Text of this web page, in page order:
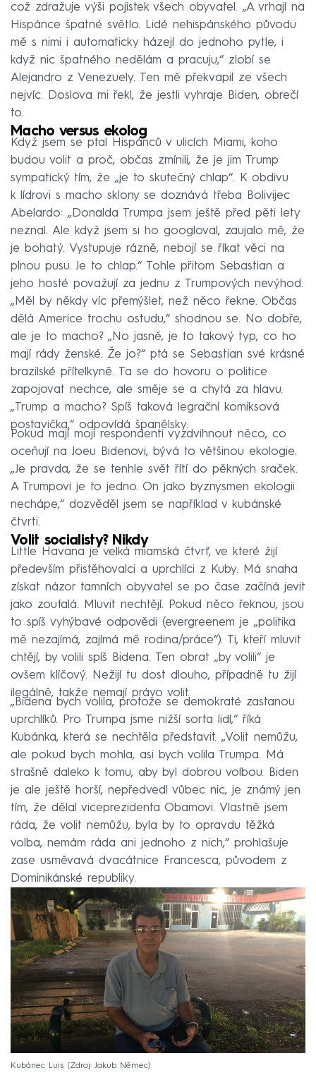
což zdražuje výši pojistek všech obyvatel. „A vrhají na
Hispánce špatné světlo. Lidé nehispánského původu
mě s nimi i automaticky házejí do jednoho pytle, i
když nic špatného nedělám a pracuju,“ zlobí se
Alejandro z Venezuely. Ten mě překvapil ze všech
nejvíc. Doslova mi řekl, že jestli vyhraje Biden, obrečí
to.
Macho versus ekolog
Když jsem se ptal Hispánců v ulicích Miami, koho
budou volit a proč, občas zmínili, že je jim Trump
sympatický tím, že „je to skutečný chlap“. K obdivu
k lídrovi s macho sklony se doznává třeba Bolivijec
Abelardo: „Donalda Trumpa jsem ještě před pěti lety
neznal. Ale když jsem si ho googloval, zaujalo mě, že
je bohatý. Vystupuje rázně, nebojí se říkat věci na
plnou pusu. Je to chlap.“ Tohle přitom Sebastian a
jeho hosté považují za jednu z Trumpových nevýhod.
„Měl by někdy víc přemýšlet, než něco řekne. Občas
dělá Americe trochu ostudu,“ shodnou se. No dobře,
ale je to macho? „No jasně, je to takový typ, co ho
mají rády ženské. Že jo?“ ptá se Sebastian své krásné
brazilské přítelkyně. Ta se do hovoru o politice
zapojovat nechce, ale směje se a chytá za hlavu.
„Trump a macho? Spíš taková legrační komiksová
postavička,“ odpovídá španělsky.
Pokud mají moji respondenti vyzdvihnout něco, co
oceňují na Joeu Bidenovi, bývá to většinou ekologie.
„Je pravda, že se tenhle svět řítí do pěkných sraček.
A Trumpovi je to jedno. On jako byznysmen ekologii
nechápe,“ dozvěděl jsem se například v kubánské
čtvrti.
Volit socialisty? Nikdy
Little Havana je velká miamská čtvrť, ve které žijí
především přistěhovalci a uprchlíci z Kuby. Má snaha
získat názor tamních obyvatel se po čase začíná jevit
jako zoufalá. Mluvit nechtějí. Pokud něco řeknou, jsou
to spíš vyhýbavé odpovědi (evergreenem je „politika
mě nezajímá, zajímá mě rodina/práce“). Ti, kteří mluvit
chtějí, by volili spíš Bidena. Ten obrat „by volili“ je
ovšem klíčový. Nežijí tu dost dlouho, případně tu žijí
ilegálně, takže nemají právo volit.
„Bidena bych volila, protože se demokraté zastanou
uprchlíků. Pro Trumpa jsme nižší sorta lidí,“ říká
Kubánka, která se nechtěla představit. „Volit nemůžu,
ale pokud bych mohla, asi bych volila Trumpa. Má
strašně daleko k tomu, aby byl dobrou volbou. Biden
je ale ještě horší, nepředvedl vůbec nic, je známý jen
tím, že dělal viceprezidenta Obamovi. Vlastně jsem
ráda, že volit nemůžu, byla by to opravdu těžká
volba, nemám ráda ani jednoho z nich,“ prohlašuje
zase usměvavá dvacátnice Francesca, původem z
Dominikánské republiky.
Kubánec Luis Zdroj: Jakub Němec